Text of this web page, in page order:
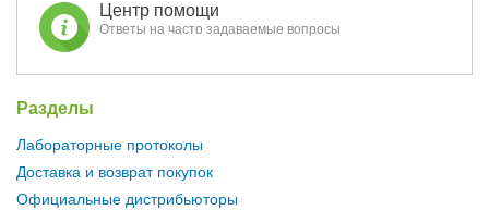
Центр помощи
Ответы на часто задаваемые вопросы
Разделы
Лабораторные протоколы
Доставка и возврат покупок
Официальные дистрибьюторы